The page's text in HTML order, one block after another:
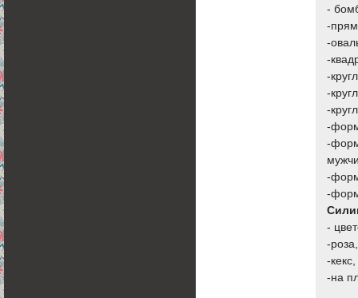
-
-
-
-
-
-
-
-
-
-
-
-
-
-
-на